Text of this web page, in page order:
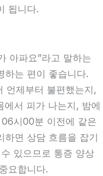
됩니다.
아파요”라고 말하는
하는 편이 좋습니다.
제부터 불편했는지,
서 피가 나는지, 밤에
시00분 이전에 같은
하면 상담 흐름을 잡기
있으므로 통증 양상
요합니다.